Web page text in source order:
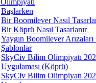
Başlarken
Bir Boomilever Nasıl
Bir Köprü Nasıl Tasarlanır
Yaygın Boomilever
Şablonlar
SkyCiv Bilim Olimpiyatı
Uygulaması (Köprü)
SkyCiv Bilim Olimpiyatı